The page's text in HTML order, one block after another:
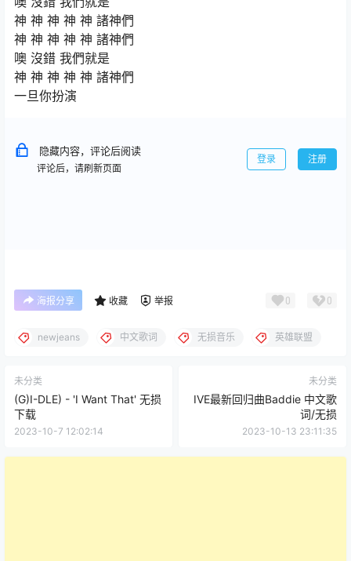
神 神 神 神 神 諸神們
神 神 神 神 神 諸神們
噢 沒錯 我們就是
神 神 神 神 神 諸神們
一旦你扮演
隐藏内容，评论后阅读
评论后，请刷新页面
登录 注册
海报分享 收藏 举报 0 0
newjeans 中文歌词 无损音乐 英雄联盟
未分类
(G)I-DLE) - 'I Want That' 无损
下载
2023-10-7 12:02:14
未分类
IVE最新回归曲Baddie 中文歌
词/无损
2023-10-13 23:11:35